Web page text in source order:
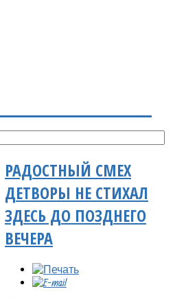
РАДОСТНЫЙ СМЕХ
ДЕТВОРЫ НЕ СТИХАЛ
ЗДЕСЬ ДО ПОЗДНЕГО
ВЕЧЕРА